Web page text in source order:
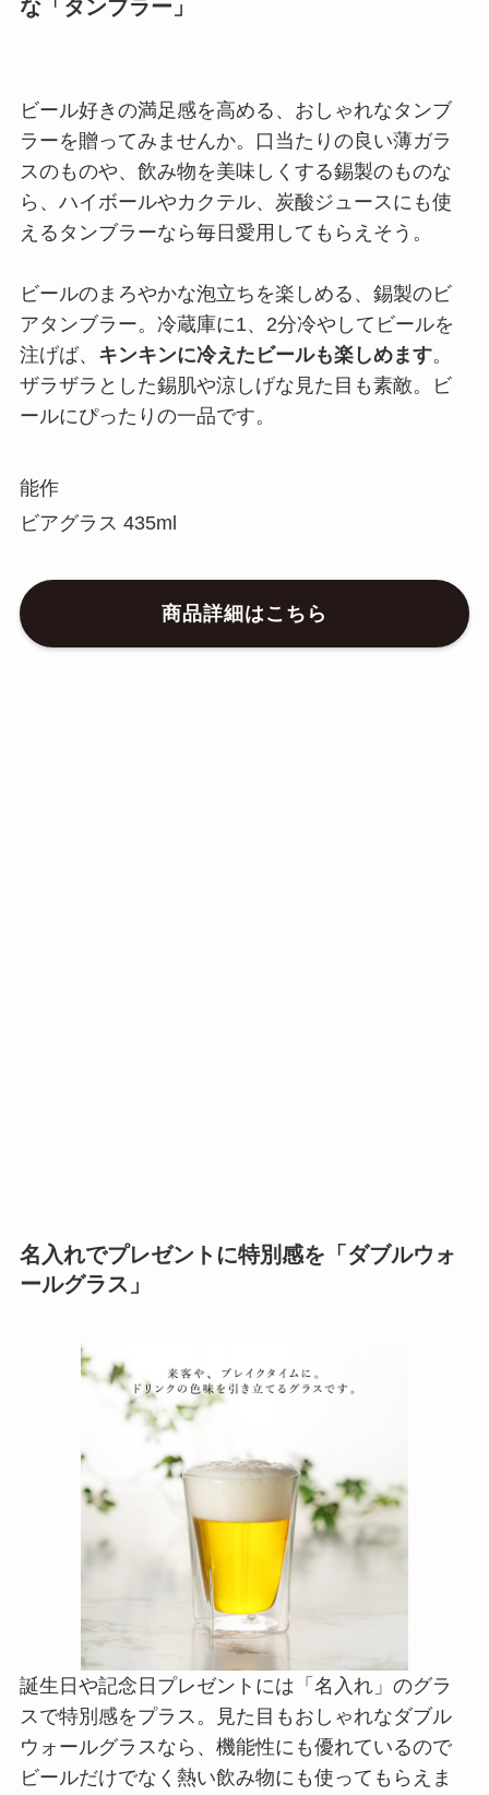
な「タンブラー」
ビール好きの満足感を高める、おしゃれなタンブ
ラーを贈ってみませんか。口当たりの良い薄ガラ
スのものや、飲み物を美味しくする錫製のものな
ら、ハイボールやカクテル、炭酸ジュースにも使
えるタンブラーなら毎日愛用してもらえそう。
ビールのまろやかな泡立ちを楽しめる、錫製のビ
アタンブラー。冷蔵庫に1、2分冷やしてビールを
注げば、 キンキンに冷えたビールも楽しめます。
ザラザラとした錫肌や涼しげな見た目も素敵。ビ
ールにぴったりの一品です。
能作
ビアグラス 435ml
商品詳細はこちら
名入れでプレゼントに特別感を「ダブルウォ
ールグラス」
誕生日や記念日プレゼントには「名入れ」のグラ
スで特別感をプラス。見た目もおしゃれなダブル
ウォールグラスなら、機能性にも優れているので
ビールだけでなく熱い飲み物にも使ってもらえま